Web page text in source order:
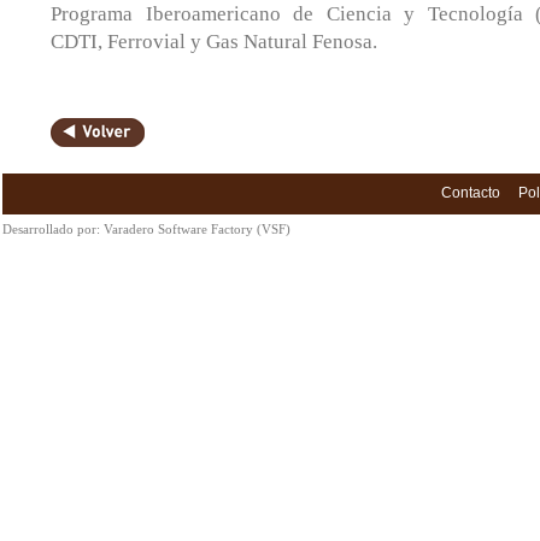
Programa Iberoamericano de Ciencia y Tecnología
CDTI, Ferrovial y Gas Natural Fenosa.
Contacto
Desarrollado por: Varadero Software Factory (VSF)